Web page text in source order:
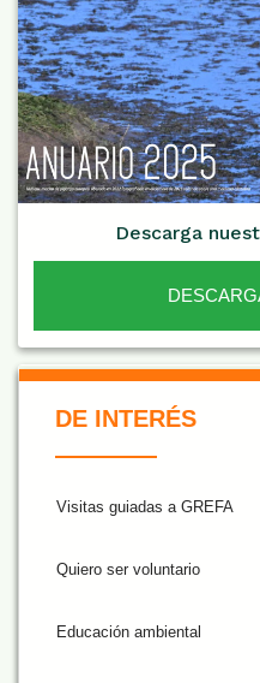
Descarga
De Interés
DE INTERÉS
Visitas guiadas a GREFA
Quiero ser voluntario
Educación ambiental